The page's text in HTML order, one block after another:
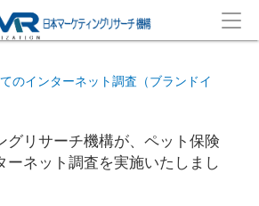
のインターネット調査（ブランドイ
グリサーチ機構が、ペット保険
ーネット調査を実施いたしまし